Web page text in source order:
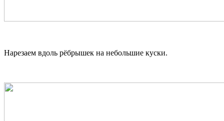
Нарезаем вдоль рёбрышек на небольшие куски.